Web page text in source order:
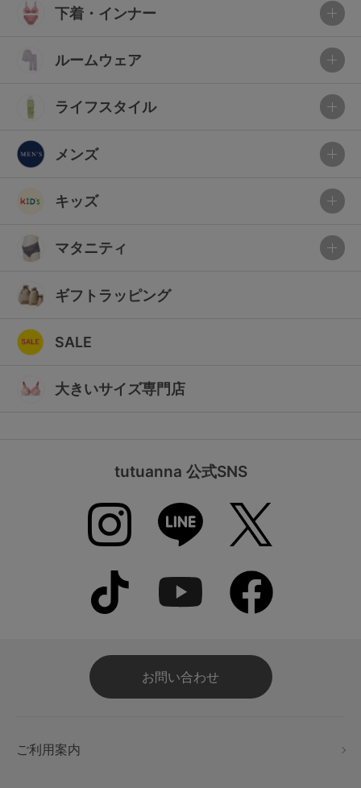
下着・インナー
ルームウェア
ライフスタイル
メンズ
キッズ
マタニティ
ギフトラッピング
SALE
大きいサイズ専門店
tutuanna 公式SNS
お問い合わせ
ご利用案内